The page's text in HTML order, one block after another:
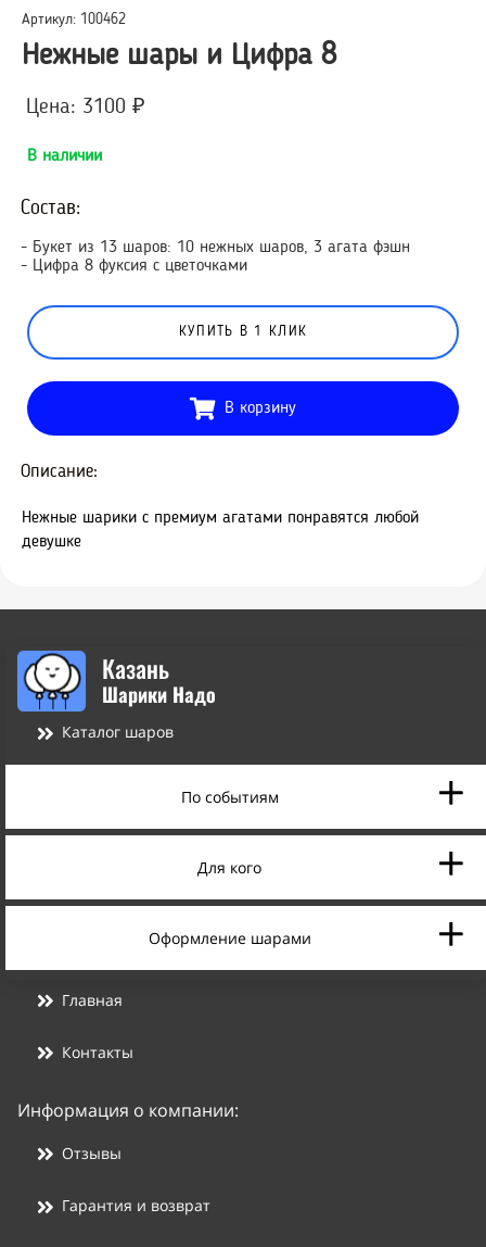
Артикул: 100462
Нежные шары и Цифра 8
Цена: 3100 ₽
В наличии
Состав:
- Букет из 13 шаров: 10 нежных шаров, 3 агата фэшн
- Цифра 8 фуксия с цветочками
КУПИТЬ В 1 КЛИК
В корзину
Описание:
Нежные шарики с премиум агатами понравятся любой
девушке
Казань
Шарики Надо
Каталог шаров
По событиям
Для кого
Оформление шарами
Главная
Контакты
Информация о компании:
Отзывы
Гарантия и возврат